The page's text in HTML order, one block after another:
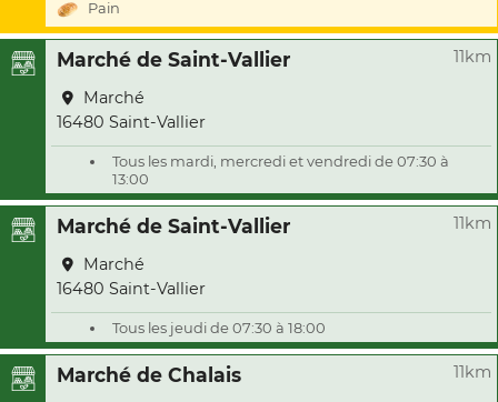
Pain
Marché de Saint-Vallier 11km
Marché
16480 Saint-Vallier
Tous les mardi, mercredi et vendredi de 07:30 à
13:00
Marché de Saint-Vallier 11km
Marché
16480 Saint-Vallier
Tous les jeudi de 07:30 à 18:00
Marché de Chalais 11km